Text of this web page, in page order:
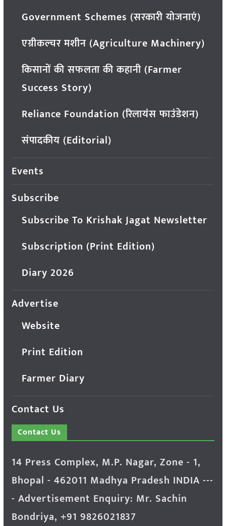
Government Schemes (सरकारी योजनाएं)
एग्रीकल्चर मशीन (Agriculture Machinery)
किसानों की सफलता की कहानी (Farmer
Success Story)
Reliance Foundation (रिलायंस फाउंडेशन)
संपादकीय (Editorial)
Events
Subscribe
Subscribe To Krishak Jagat Newsletter
Subscription (Print Edition)
Diary 2026
Advertise
Website
Print Edition
Farmer Diary
Contact Us
Contact Us
14 Press Complex, M.P. Nagar, Zone - 1,
Bhopal - 462011 Madhya Pradesh INDIA ---
- Advertisement Enquiry: Mr. Sachin
Bondriya, +91 9826021837